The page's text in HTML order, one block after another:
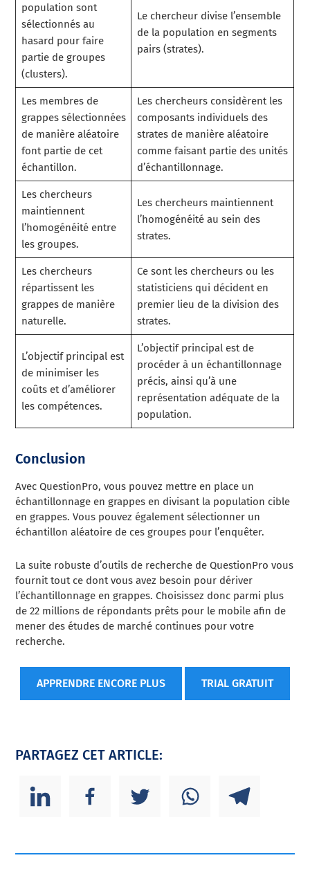
population sont
sélectionnés au
hasard pour faire
partie de groupes
(clusters).
Le chercheur divise l’ensemble
de la population en segments
pairs (strates).
Les membres de
grappes sélectionnées
de manière aléatoire
font partie de cet
échantillon.
Les chercheurs considèrent les
composants individuels des
strates de manière aléatoire
comme faisant partie des unités
d’échantillonnage.
Les chercheurs
maintiennent
l’homogénéité entre
les groupes.
Les chercheurs maintiennent
l’homogénéité au sein des
strates.
Les chercheurs
répartissent les
grappes de manière
naturelle.
Ce sont les chercheurs ou les
statisticiens qui décident en
premier lieu de la division des
strates.
L’objectif principal est
de minimiser les
coûts et d’améliorer
les compétences.
L’objectif principal est de
procéder à un échantillonnage
précis, ainsi qu’à une
représentation adéquate de la
population.
Conclusion
Avec QuestionPro, vous pouvez mettre en place un
échantillonnage en grappes en divisant la population cible
en grappes. Vous pouvez également sélectionner un
échantillon aléatoire de ces groupes pour l’enquêter.
La suite robuste d’outils de recherche de QuestionPro vous
fournit tout ce dont vous avez besoin pour dériver
l’échantillonnage en grappes. Choisissez donc parmi plus
de 22 millions de répondants prêts pour le mobile afin de
mener des études de marché continues pour votre
recherche.
APPRENDRE ENCORE PLUS TRIAL GRATUIT
PARTAGEZ CET ARTICLE: